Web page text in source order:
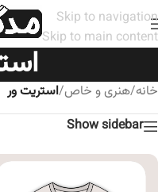
Skip to navigation
Skip to main content
خانه/هنری و خاص/استریت ور
Show sidebar